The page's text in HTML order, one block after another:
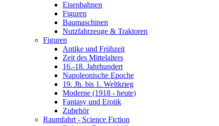
Eisenbahnen
Figuren
Baumaschinen
Nutzfahrzeuge & Traktoren
Figuren
Antike und Frühzeit
Zeit des Mittelalters
16.-18. Jahrhundert
Napoleonische Epoche
19. Jh. bis 1. Weltkrieg
Moderne (1918 - heute)
Fantasy und Erotik
Zubehör
Raumfahrt - Science Fiction